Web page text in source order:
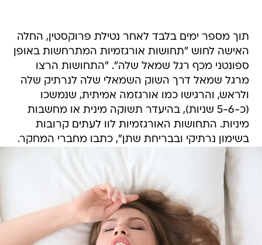
תוך מספר ימים בלבד לאחר נטילת פרוקסטין, החלה
האישה לחוש "תחושות אורגזמיות המתרחשות באופן
ספונטני מכף רגל שמאל שלה". "התחושות הרצו
מרגל שמאל דרך השוק השמאלי שלה לנרתיק שלה
ולראש, והרגישו כמו אורגזמה אמיתית, שנמשכו
(כ-5-6 שניות), בהיעדר תשוקה מינית או מחשבות
מיניות. התחושות האורגזמיות לוו לעתים קרובות
בשימון נרתיקי ובבריחת שתן", כתבו מחברי המחקר.